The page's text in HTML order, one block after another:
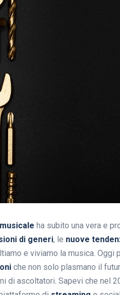
ha subito una vera e
di generi, le nuove
e viviamo la musica. Oggi
che non solo plasmano il
di ascoltatori. Sapevi che nel